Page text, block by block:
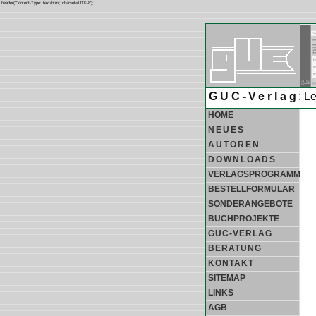
header('Content-Type: text/html; charset=UTF-8');
GUC-Verlag :
HOME
NEUES
AUTOREN
DOWNLOADS
VERLAGSPROGRAMM
BESTELLFORMULAR
SONDERANGEBOTE
BUCHPROJEKTE
GUC-VERLAG
BERATUNG
KONTAKT
SITEMAP
LINKS
AGB